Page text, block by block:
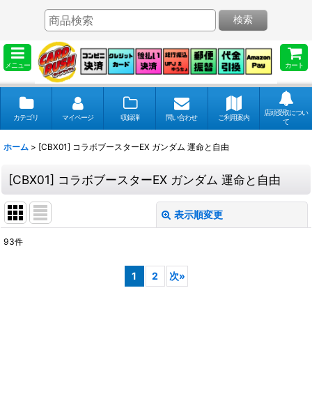
メニュー カート
検索
カテゴリ マイページ 収録弾 問い合わせ ご利用案内
店頭受取につい
て
ホーム > [CBX01] コラボブースターEX ガンダム 運命と自由
[CBX01] コラボブースターEX ガンダム 運命と自由
表示順変更
93件
1 2 次»